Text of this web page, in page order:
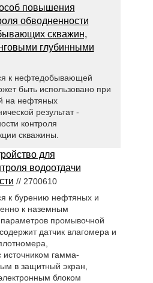
повышения
обводненности
скважин,
глубинными
к нефтедобывающей
быть использовано при
на нефтяных
результат -
контроля
скважины.
для
водоотдачи
// 2700610
к бурению нефтяных и
к наземным
промывочной
датчик влагомера и
гамма-
в защитный экран,
блоком